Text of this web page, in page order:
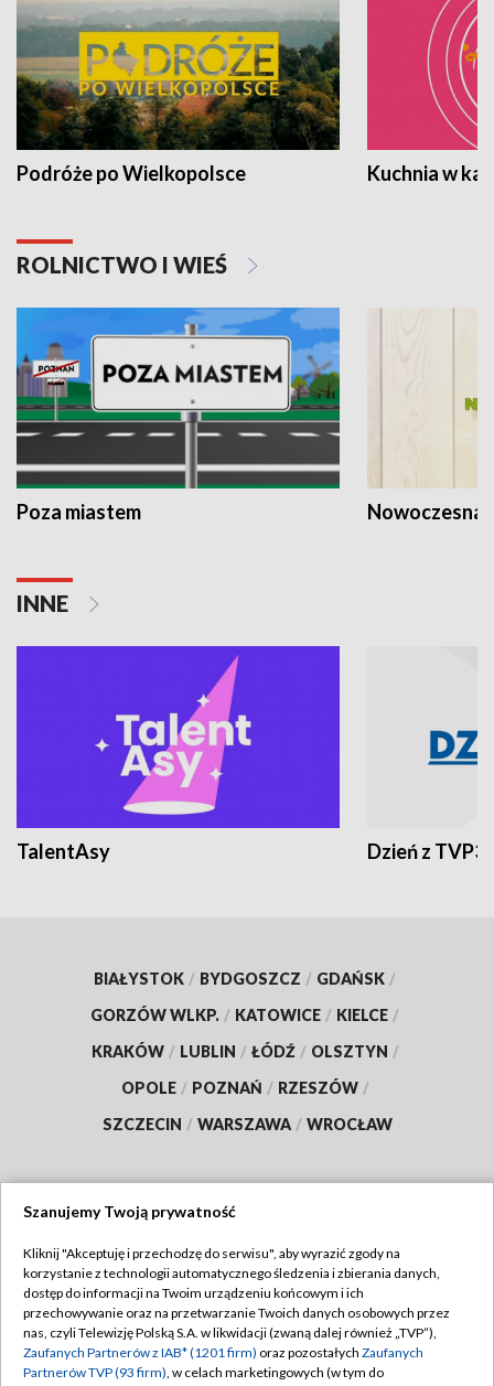
Podróże po Wielkopolsce Kuchnia w
ROLNICTWO I WIEŚ
Poza miastem Nowoczesna
INNE
TalentAsy Dzień z TVP3
BIAŁYSTOK / BYDGOSZCZ / GDAŃSK /
GORZÓW WLKP. / KATOWICE / KIELCE /
KRAKÓW / LUBLIN / ŁÓDŹ / OLSZTYN /
OPOLE / POZNAŃ / RZESZÓW /
SZCZECIN / WARSZAWA / WROCŁAW
TVP
Abonament TVP
Emisja w TVP
Regulamin TVP
Polityka prywatności
Szanujemy Twoją prywatność
Kliknij "Akceptuję i przechodzę do serwisu", aby wyrazić zgody na
korzystanie z technologii automatycznego śledzenia i zbierania danych,
dostęp do informacji na Twoim urządzeniu końcowym i ich
przechowywanie oraz na przetwarzanie Twoich danych osobowych przez
nas, czyli Telewizję Polską S.A. w likwidacji (zwaną dalej również „TVP”),
Zaufanych Partnerów z IAB* (1201 firm) oraz pozostałych Zaufanych
Partnerów TVP (93 firm), w celach marketingowych (w tym do